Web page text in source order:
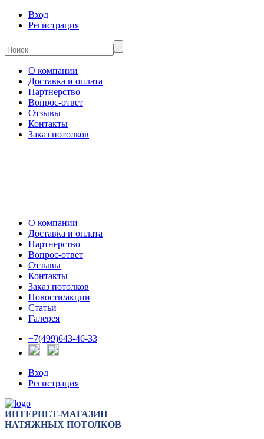
Вход
Регистрация
О компании
Доставка и оплата
Партнерство
Вопрос-ответ
Отзывы
Контакты
Заказ потолков
О компании
Доставка и оплата
Партнерство
Вопрос-ответ
Отзывы
Контакты
Заказ потолков
Новости/акции
Статьи
Галерея
+7(499)643-46-33
Вход
Регистрация
ИНТЕРНЕТ-МАГАЗИН
НАТЯЖНЫХ ПОТОЛКОВ